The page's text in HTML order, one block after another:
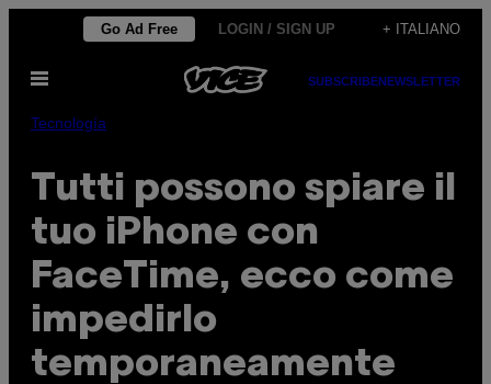
contenuto
Go Ad Free LOGIN / SIGN UP + ITALIANO
Apri
SUBSCRIBENEWSLETTER
Tecnología
Tutti possono spiare il
tuo iPhone con
FaceTime, ecco come
impedirlo
temporaneamente